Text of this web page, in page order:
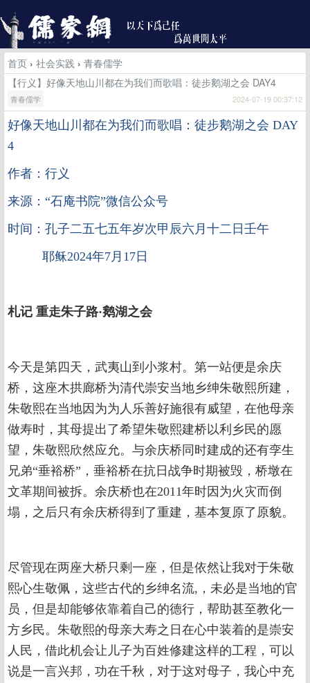
首页 › 社会实践 › 青春儒学
【行义】好像天地山川都在为我们而歌唱：徒步鹅湖之会 DAY4
青春儒学 2024-07-19 00:37:12
好像天地山川都在为我们而歌唱：徒步鹅湖之会 DAY
4
作者：行义
来源：“石庵书院”微信公众号
时间：孔子二五七五年岁次甲辰六月十二日壬午
耶稣2024年7月17日
札记 重走朱子路·鹅湖之会
今天是第四天，武夷山到小浆村。第一站便是余庆
桥，这座木拱廊桥为清代崇安当地乡绅朱敬熙所建，
朱敬熙在当地因为为人乐善好施很有威望，在他母亲
做寿时，其母提出了希望朱敬熙建桥以利乡民的愿
望，朱敬熙欣然应允。与余庆桥同时建成的还有孪生
兄弟“垂裕桥”，垂裕桥在抗日战争时期被毁，桥墩在
文革期间被拆。余庆桥也在2011年时因为火灾而倒
塌，之后只有余庆桥得到了重建，基本复原了原貌。
尽管现在两座大桥只剩一座，但是依然让我对于朱敬
熙心生敬佩，这些古代的乡绅名流,，未必是当地的官
员，但是却能够依靠着自己的德行，帮助甚至教化一
方乡民。朱敬熙的母亲大寿之日在心中装着的是崇安
人民，借此机会让儿子为百姓修建这样的工程，可以
说是一言兴邦，功在千秋，对于这对母子，我心中充